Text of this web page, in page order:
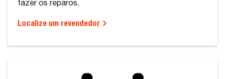
fazer os reparos.
Localize um revendedor